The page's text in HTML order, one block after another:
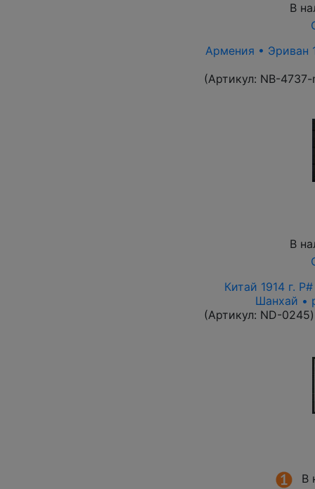
В
Армения • Эриван
(Артикул: NB-4737-
В
Китай 1914 г.
Шанхай •
(Артикул: ND-0245)
В